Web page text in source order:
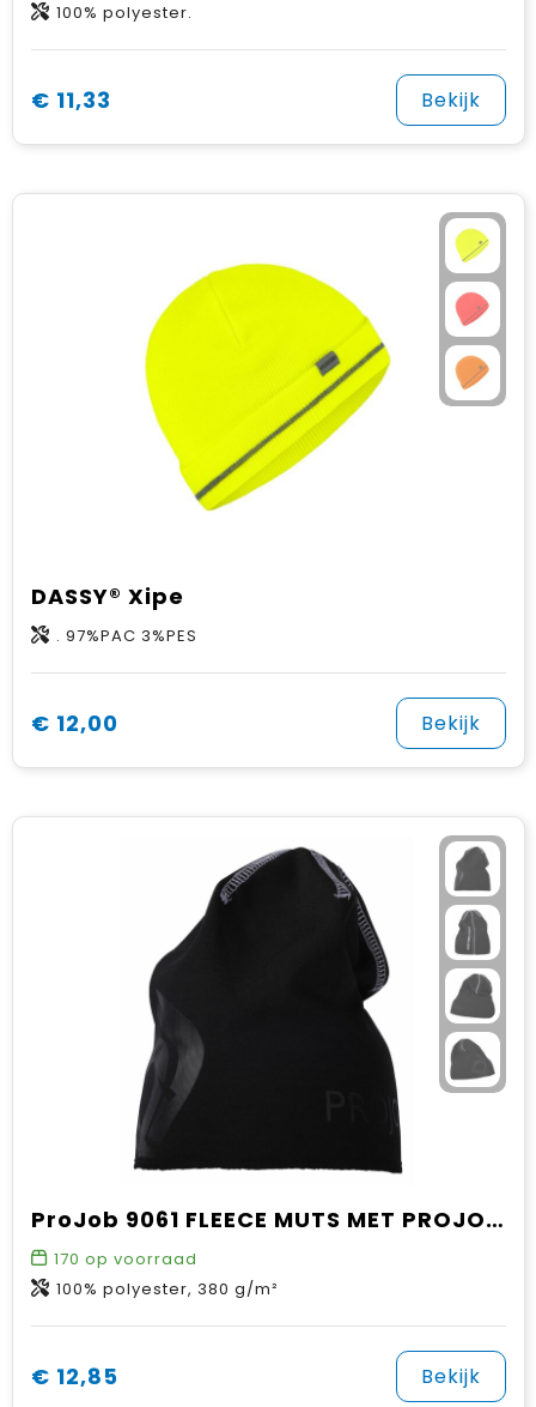
100% polyester.
€ 11,33 Bekijk
DASSY® Xipe
. 97%PAC 3%PES
€ 12,00 Bekijk
ProJob 9061 FLEECE MUTS MET PROJOB LOGO
170 op voorraad
100% polyester, 380 g/m²
€ 12,85 Bekijk